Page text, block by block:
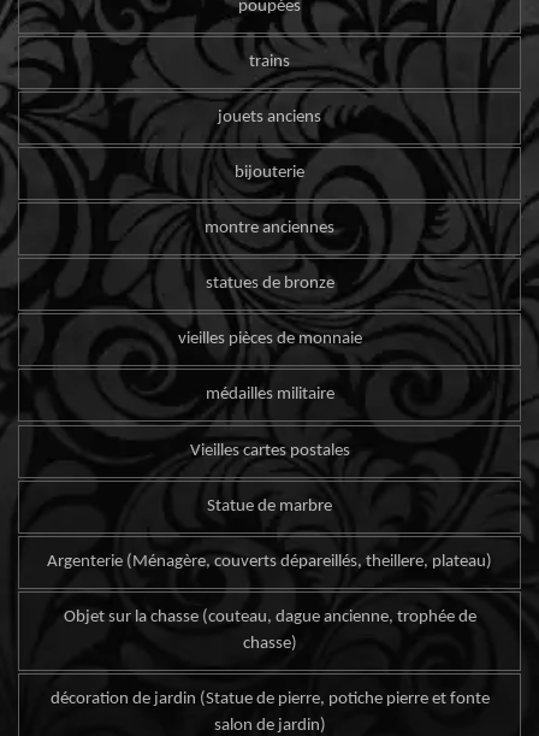
poupées
trains
jouets anciens
bijouterie
montre anciennes
statues de bronze
vieilles pièces de monnaie
médailles militaire
Vieilles cartes postales
Statue de marbre
Argenterie (Ménagère, couverts dépareillés, theillere, plateau)
Objet sur la chasse (couteau, dague ancienne, trophée de
chasse)
décoration de jardin (Statue de pierre, potiche pierre et fonte
salon de jardin)